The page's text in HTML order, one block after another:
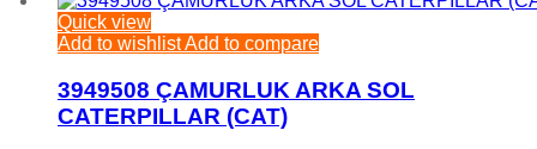
Quick view
Add to wishlistAdd to compare
3949508 ÇAMURLUK ARKA SOL
CATERPILLAR (CAT)